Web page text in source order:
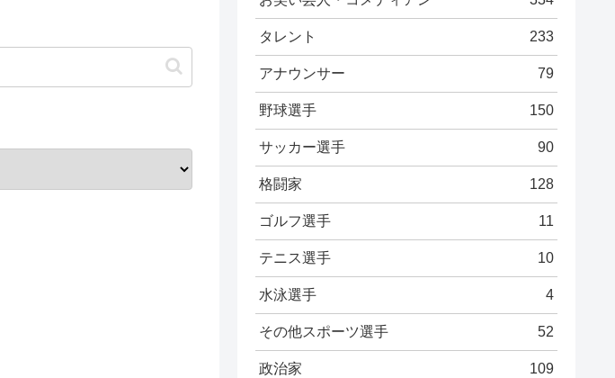
タレント 233
アナウンサー 79
野球選手 150
サッカー選手 90
格闘家 128
ゴルフ選手 11
テニス選手 10
水泳選手 4
その他スポーツ選手 52
政治家 109